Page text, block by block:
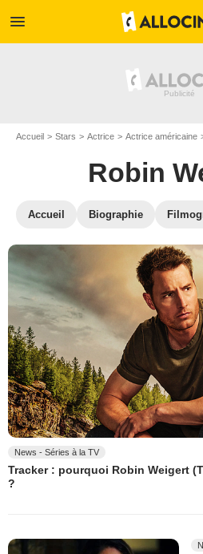
menu
Accueil Stars Actrice Actrice américaine
Robin
Accueil Biographie
News - Séries à la TV
Tracker : pourquoi Robin Weigert
?